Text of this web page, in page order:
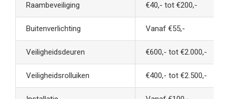
Raambeveiliging €40,- tot €200,-
Buitenverlichting Vanaf €55,-
Veiligheidsdeuren €600,- tot €2.000,-
Veiligheidsrolluiken €400,- tot €2.500,-